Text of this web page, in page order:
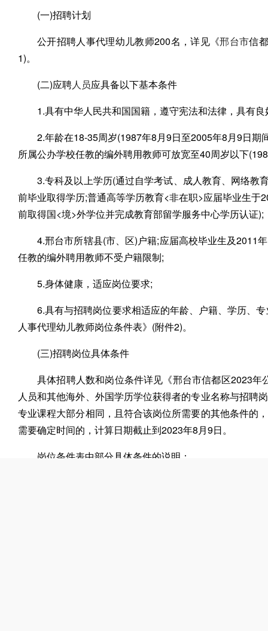
(一)招聘计划
公开招聘人事代理幼儿教师200名，详见《邢台市信
1)。
(二)应聘人员应具备以下基本条件
1.具有中华人民共和国国籍，遵守宪法和法律，具有
2.年龄在18-35周岁(1987年8月9日至2005年8月9日
所属公办学校任教的编外聘用教师可放宽至40周岁以下
3.专科及以上学历(通过自学考试、成人教育、网络教
前毕业取得学历;普通高等学历教育<非在职>应届毕业生
前取得国<境>外学位并完成教育部留学服务中心学历认证);
4.邢台市所辖县(市、区)户籍;应届高校毕业生及2011
任教的编外聘用教师不受户籍限制;
5.身体健康，适应岗位要求;
6.具有与招聘岗位要求相适应的年龄、户籍、学历、
人事代理幼儿教师岗位条件表》(附件2)。
(三)招聘岗位具体条件
具体招聘人数和岗位条件详见《邢台市信都区2023
人员和其他海外、外国学历学位获得者的专业名称与招聘
专业课程大部分相同，且符合该岗位所需要的其他条件的
需要确定时间的，计算日期截止到2023年8月9日。
岗位条件表中部分具体条件的说明：